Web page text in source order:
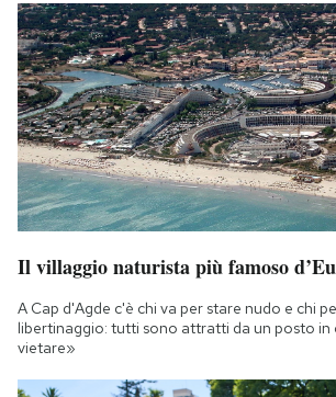
Il villaggio naturista più famoso
A Cap d'Agde c'è chi va per stare nudo e chi
libertinaggio: tutti sono attratti da un posto in
vietare»